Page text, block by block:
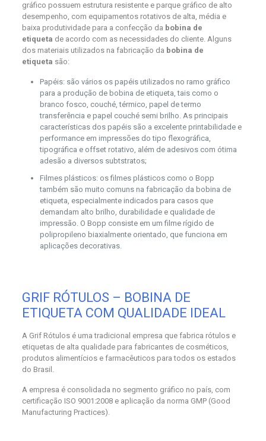
gráfico possuem estrutura resistente e parque gráfico de alto
desempenho, com equipamentos rotativos de alta, média e
baixa produtividade para a confecção da bobina de
etiqueta de acordo com as necessidades do cliente. Alguns
dos materiais utilizados na fabricação da bobina de
etiqueta são:
Papéis: são vários os papéis utilizados no ramo gráfico
para a produção de bobina de etiqueta, tais como o
branco fosco, couché, térmico, papel de termo
transferência e papel couché semi brilho. As principais
características dos papéis são a excelente printabilidade e
performance em impressões do tipo flexográfica,
tipográfica e offset rotativo, além de adesivos com ótima
adesão a diversos subtstratos;
Filmes plásticos: os filmes plásticos como o Bopp
também são muito comuns na fabricação da bobina de
etiqueta, especialmente indicados para casos que
demandam alto brilho, durabilidade e qualidade de
impressão. O Bopp consiste em um filme rígido de
polipropileno biaxialmente orientado, que funciona em
aplicações decorativas.
GRIF RÓTULOS – BOBINA DE
ETIQUETA COM QUALIDADE IDEAL
A Grif Rótulos é uma tradicional empresa que fabrica rótulos e
etiquetas de alta qualidade para fabricantes de cosméticos,
produtos alimentícios e farmacêuticos para todos os estados
do Brasil.
A empresa é consolidada no segmento gráfico no país, com
certificação ISO 9001:2008 e aplicação da norma GMP (Good
Manufacturing Practices).